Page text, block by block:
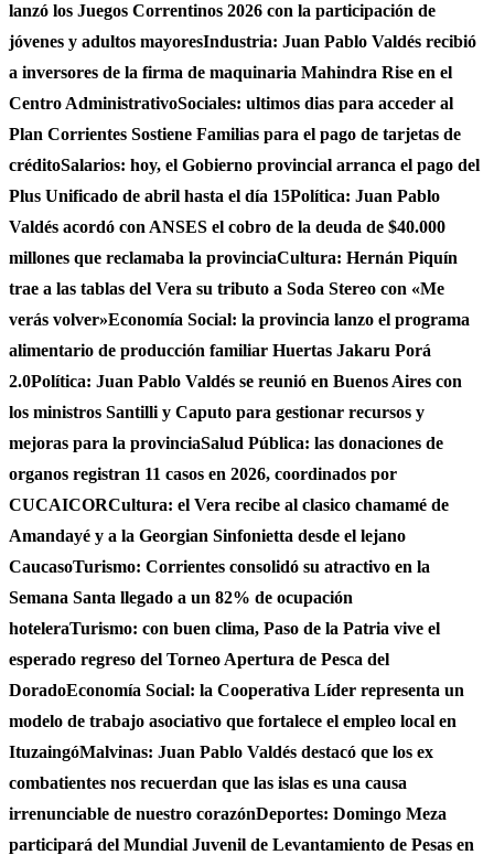
lanzó los Juegos Correntinos 2026 con la participación de
jóvenes y adultos mayoresIndustria: Juan Pablo Valdés recibió
a inversores de la firma de maquinaria Mahindra Rise en el
Centro AdministrativoSociales: ultimos dias para acceder al
Plan Corrientes Sostiene Familias para el pago de tarjetas de
créditoSalarios: hoy, el Gobierno provincial arranca el pago del
Plus Unificado de abril hasta el día 15Política: Juan Pablo
Valdés acordó con ANSES el cobro de la deuda de $40.000
millones que reclamaba la provinciaCultura: Hernán Piquín
trae a las tablas del Vera su tributo a Soda Stereo con «Me
verás volver»Economía Social: la provincia lanzo el programa
alimentario de producción familiar Huertas Jakaru Porá
2.0Política: Juan Pablo Valdés se reunió en Buenos Aires con
los ministros Santilli y Caputo para gestionar recursos y
mejoras para la provinciaSalud Pública: las donaciones de
organos registran 11 casos en 2026, coordinados por
CUCAICORCultura: el Vera recibe al clasico chamamé de
Amandayé y a la Georgian Sinfonietta desde el lejano
CaucasoTurismo: Corrientes consolidó su atractivo en la
Semana Santa llegado a un 82% de ocupación
hoteleraTurismo: con buen clima, Paso de la Patria vive el
esperado regreso del Torneo Apertura de Pesca del
DoradoEconomía Social: la Cooperativa Líder representa un
modelo de trabajo asociativo que fortalece el empleo local en
ItuzaingóMalvinas: Juan Pablo Valdés destacó que los ex
combatientes nos recuerdan que las islas es una causa
irrenunciable de nuestro corazónDeportes: Domingo Meza
participará del Mundial Juvenil de Levantamiento de Pesas en